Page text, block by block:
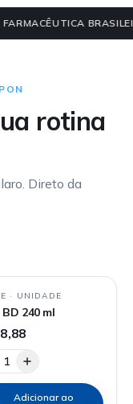
rotina
Direto da
· UNIDADE
240 ml
1
Adicionar ao